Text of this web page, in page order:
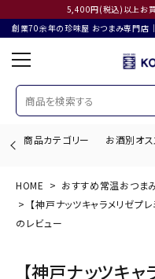
5,400円(税込)以上お
創業70余年の珍味屋 おつまみ専門店│
商品カテゴリー お酒別オス
ACCOUNT MENU
HOME
おすすめ常温おつま
【神戸ナッツキャラメリゼプ
のレビュー
【神戸ナッツキ